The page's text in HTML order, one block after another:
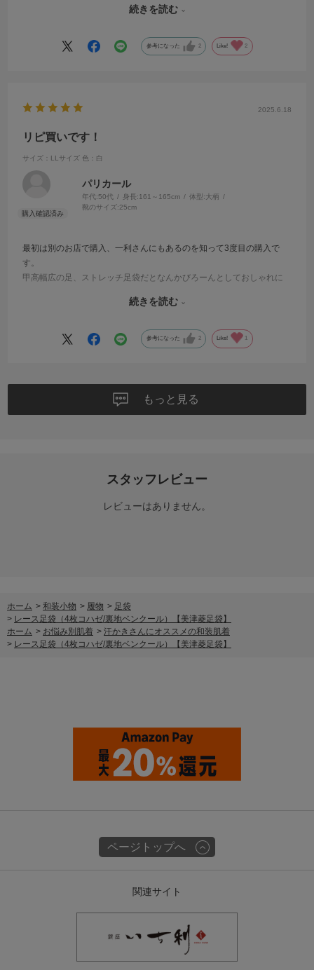
オシャレですねーと、声かけられます。
ふるくなりましたら、又購入させて頂きます。
続きを読む
参考になった 2 Like! 2
2025.6.18
リピ買いです！
サイズ：LLサイズ 色：白
パリカール
年代:50代 身長:161～165cm 体型:大柄
靴のサイズ:25cm
最初は別のお店で購入、一利さんにもあるのを知って3度目の購入で
す。
甲高幅広の足、ストレッチ足袋だとなんかびろーんとしておしゃれに
こちらは大きめの足を優しく適度にキリッと見せてくれます。程よい
24.5〜25が靴のサイズですが、LLで少し余裕あり。足袋は通常少しき
ついくらいな認識ですが、もしかしたらLでも履けるだろうか？
ありがとうレース足袋さま。
続きを読む
参考になった 2 Like! 1
もっと見る
スタッフレビュー
レビューはありません。
ホーム > 和装小物 > 履物 > 足袋
> レース足袋（4枚コハゼ/裏地ベンクール）【美津菱足袋】
ホーム > お悩み別肌着 > 汗かきさんにオススメの和装肌着
> レース足袋（4枚コハゼ/裏地ベンクール）【美津菱足袋】
ページトップへ
関連サイト